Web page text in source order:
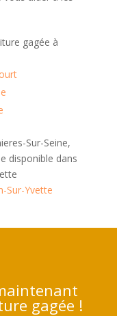
gagée à
Sur-Seine,
disponible dans
Sur-Yvette
gagée !